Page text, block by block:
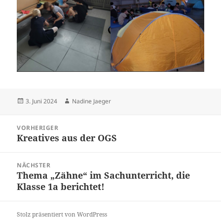
Veröffentlicht
3. Juni 2024 Autor
Nadine Jaeger
VORHERIGER
Vorheriger
Kreatives aus der OGS
NÄCHSTER
Nächster
Beitrag:
Thema „Zähne“ im Sachunterricht, die
Klasse 1a berichtet!
Stolz präsentiert von WordPress